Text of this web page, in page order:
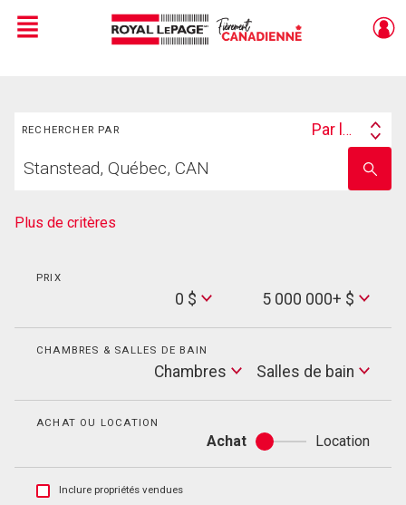
Live
En Direct
Menu
RECHERCHER PAR
Search
Par lieu
votre
nom
Plus de critères
PRIX
0 $
Max
Price
5 000 000+ $
CHAMBRES & SALLES DE BAIN
Chambres
Salles
de
Salles de bain
ACHAT OU LOCATION
Achat
Achat
ou
Location
AfficherInclure propriétés vendues